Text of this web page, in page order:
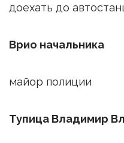
доехать до
Врио начальника
майор полиции
Тупица Владимир